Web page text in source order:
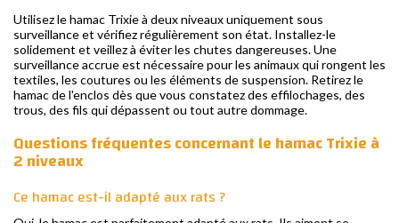
Utilisez le hamac Trixie à deux niveaux uniquement sous
surveillance et vérifiez régulièrement son état. Installez-le
solidement et veillez à éviter les chutes dangereuses. Une
surveillance accrue est nécessaire pour les animaux qui rongent les
textiles, les coutures ou les éléments de suspension. Retirez le
hamac de l'enclos dès que vous constatez des effilochages, des
trous, des fils qui dépassent ou tout autre dommage.
Questions fréquentes concernant le hamac Trixie à
2 niveaux
Ce hamac est-il adapté aux rats ?